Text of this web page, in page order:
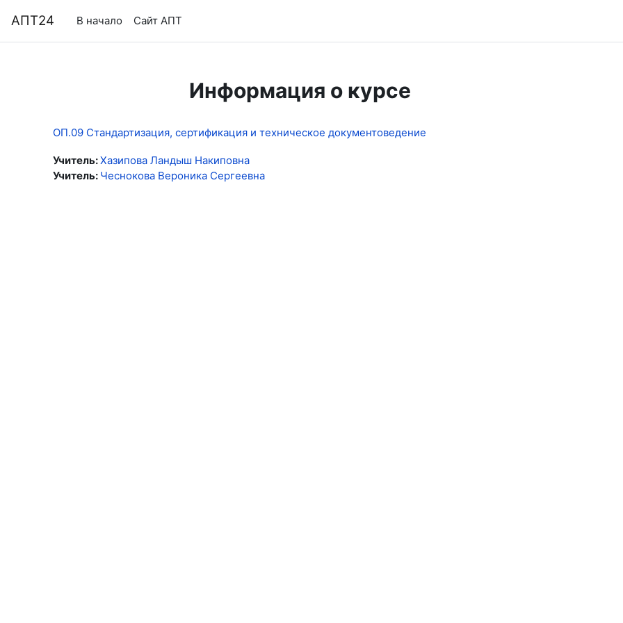
АПТ24 В начало Сайт АПТ
Информация о курсе
ОП.09 Стандартизация, сертификация и техническое документоведение
Учитель:Хазипова Ландыш Накиповна
Учитель: Чеснокова Вероника Сергеевна